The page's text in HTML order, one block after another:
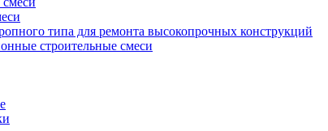
типа для ремонта высокопрочных конструкций
строительные смеси